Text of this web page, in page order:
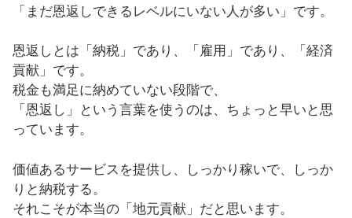
「まだ恩返しできるレベルにいない人が多い」です。
恩返しとは「納税」であり、「雇用」であり、「経済
貢献」です。
税金も満足に納めていない段階で、
「恩返し」という言葉を使うのは、ちょっと早いと思
っています。
価値あるサービスを提供し、しっかり稼いで、しっか
りと納税する。
それこそが本当の「地元貢献」だと思います。